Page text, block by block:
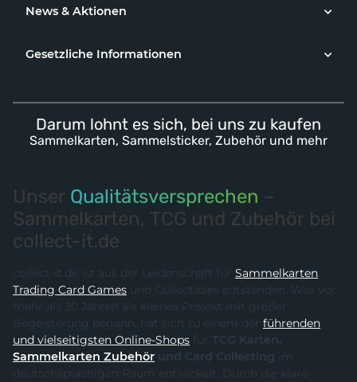
News & Aktionen
Gesetzliche Informationen
Darum lohnt es sich, bei uns zu kaufen
Sammelkarten, Sammelsticker, Zubehör und mehr
Unser Qualitätsversprechen –
Sammelkarten, TCG und Zubehör bei
collect-it.de
collect-it.de ist aus der Leidenschaft für Sammelkarten,
Trading Card Games und Collectibles entstanden. Was vor
mehr als 30 Jahren als kleines Projekt mit großer
Begeisterung begann, hat sich zu einem der führenden
und vielseitigsten Online-Shops für TCG Karten,
Sammelkarten Zubehör und Card Collecting
im
deutschsprachigen Raum entwickelt. Durch die klare